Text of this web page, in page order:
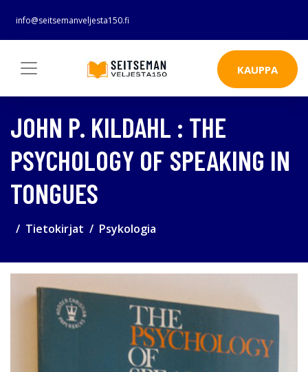
info@seitsemanveljesta150.fi
KAUPPA
JOHN P. KILDAHL : THE
PSYCHOLOGY OF SPEAKING IN
TONGUES
Tietokirjat Psykologia